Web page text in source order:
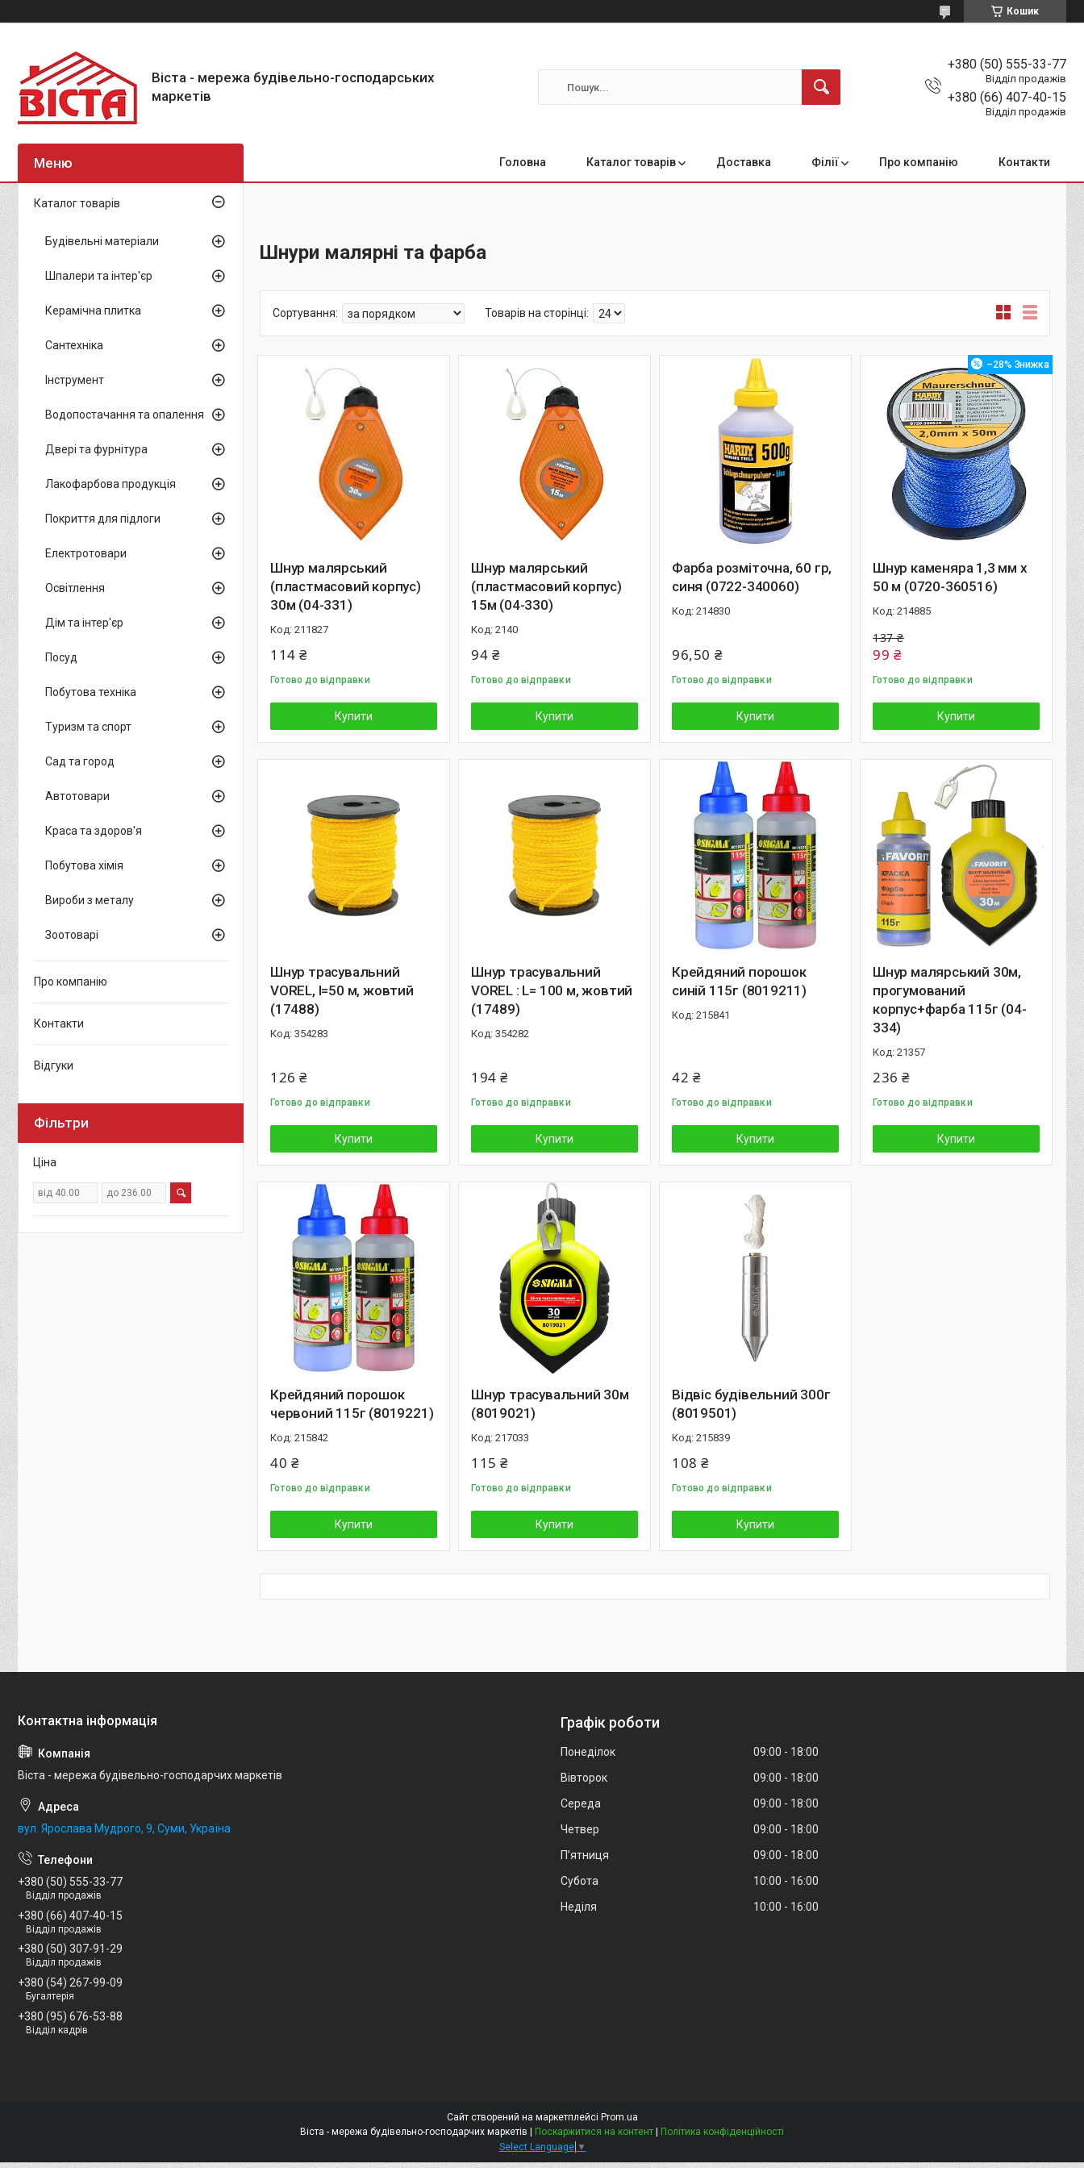
Кошик
Віста - мережа будівельно-господарських
маркетів
+380 (50) 555-33-77
Відділ продажів
+380 (66) 407-40-15
Відділ продажів
Головна Каталог товарів Доставка Філії Про компанію Контакти
Шнури малярні та фарба
Шнур малярський
(пластмасовий корпус)
30м (04-331)
211827
114 ₴
Готово до відправки
Купити
Шнур малярський
(пластмасовий корпус)
15м (04-330)
2140
94 ₴
Готово до відправки
Купити
Фарба розміточна, 60 гр,
синя (0722-340060)
214830
96,50 ₴
Готово до відправки
Купити
–28%
Шнур каменяра 1,3 мм х
50 м (0720-360516)
214885
137 ₴
99 ₴
Готово до відправки
Купити
Шнур трасувальний
VOREL, l=50 м, жовтий
(17488)
354283
126 ₴
Готово до відправки
Купити
Шнур трасувальний
VOREL : L= 100 м, жовтий
(17489)
354282
194 ₴
Готово до відправки
Купити
Крейдяний порошок
синій 115г (8019211)
215841
42 ₴
Готово до відправки
Купити
Шнур малярський 30м,
прогумований
корпус+фарба 115г (04-
334)
21357
236 ₴
Готово до відправки
Купити
Крейдяний порошок
червоний 115г (8019221)
215842
40 ₴
Готово до відправки
Купити
Шнур трасувальний 30м
(8019021)
217033
115 ₴
Готово до відправки
Купити
Відвіс будівельний 300г
(8019501)
215839
108 ₴
Готово до відправки
Купити
Каталог товарів
Будівельні матеріали
Шпалери та інтер'єр
Керамічна плитка
Сантехніка
Інструмент
Водопостачання та опалення
Двері та фурнітура
Лакофарбова продукція
Покриття для підлоги
Електротовари
Освітлення
Дім та інтер'єр
Посуд
Побутова техніка
Туризм та спорт
Сад та город
Автотовари
Краса та здоров'я
Побутова хімія
Вироби з металу
Зоотоварі
Про компанію
Контакти
Відгуки
Фільтри
Ціна
Віста - мережа будівельно-господарчих маркетів
вул. Ярослава Мудрого, 9, Суми, Україна
+380 (50) 555-33-77
Відділ продажів
+380 (66) 407-40-15
Відділ продажів
+380 (50) 307-91-29
Відділ продажів
+380 (54) 267-99-09
Бугалтерія
+380 (95) 676-53-88
Відділ кадрів
Графік роботи
Понеділок 09:00
18:00
Вівторок
09:00
18:00
Середа
09:00
18:00
Четвер
09:00
18:00
Пʼятниця
09:00
18:00
Субота
10:00
16:00
Неділя
10:00 16:00
Сайт створений на маркетплейсі Prom.ua
Поскаржитися на контент
Політика конфіденційності
Select Language ▼